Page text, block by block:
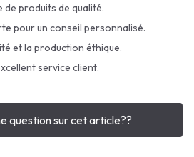
de produits de qualité.
pour un conseil personnalisé.
et la production éthique.
service client.
question sur cet article??